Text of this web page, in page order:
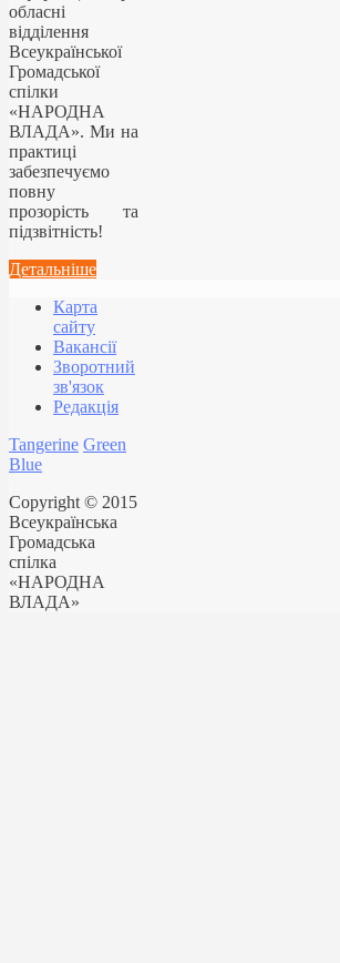
обласні
відділення
Всеукраїнської
Громадської
спілки
«НАРОДНА
ВЛАДА». Ми на
практиці
забезпечуємо
повну
прозорість та
підзвітність!
Детальніше
Карта
сайту
Вакансії
Зворотний
зв'язок
Редакція
Tangerine Green
Blue
Copyright © 2015
Всеукраїнська
Громадська
спілка
«НАРОДНА
ВЛАДА»